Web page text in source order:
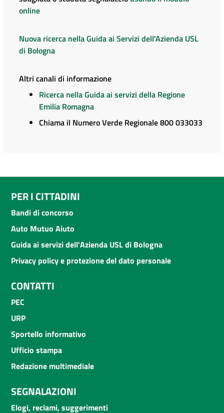
online
Nuova ricerca nella Guida ai Servizi dell'Azienda USL
di Bologna
Altri canali di informazione
Ricerca nella Guida ai servizi della Regione
Emilia Romagna
Chiama il Numero Verde Regionale 800 033033
PER I CITTADINI
Bandi di concorso
Auto Mutuo Aiuto
Guida ai servizi dell'Azienda USL di Bologna
Privacy policy e protezione del dato personale
CONTATTI
PEC
URP
Sportello informativo
Ufficio stampa
Redazione multimediale
SEGNALAZIONI
Elogi, reclami, suggerimenti